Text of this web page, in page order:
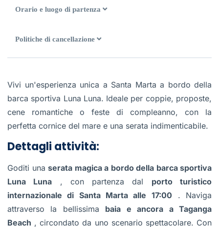
Orario e luogo di partenza
Politiche di cancellazione
Vivi un'esperienza unica a Santa Marta a bordo della
barca sportiva Luna Luna. Ideale per coppie, proposte,
cene romantiche o feste di compleanno, con la
perfetta cornice del mare e una serata indimenticabile.
Dettagli attività:
Goditi una serata magica a bordo della barca sportiva
Luna Luna , con partenza dal porto turistico
internazionale di Santa Marta alle
17:00 . Naviga
attraverso la bellissima baia e ancora a Taganga
Beach , circondato da uno scenario spettacolare. Con